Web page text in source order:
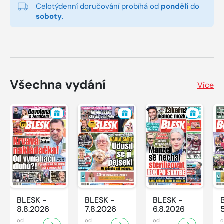
Celotýdenní doručování probíhá od pondělí do
soboty.
Všechna vydání Více
BLESK -
8.8.2026
od
BLESK -
7.8.2026
od
BLESK -
6.8.2026
od